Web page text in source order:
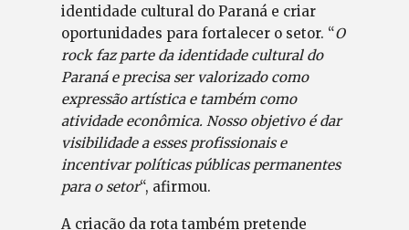
identidade cultural do Paraná e criar
oportunidades para fortalecer o setor. “O
rock faz parte da identidade cultural do
Paraná e precisa ser valorizado como
expressão artística e também como
atividade econômica. Nosso objetivo é dar
visibilidade a esses profissionais e
incentivar políticas públicas permanentes
para o setor“, afirmou.
A criação da rota também pretende